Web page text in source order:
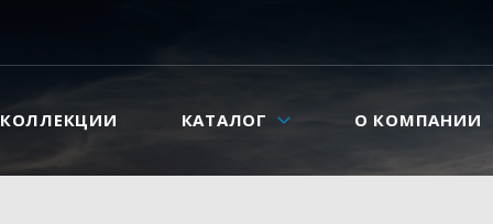
КОЛЛЕКЦИИ КАТАЛОГ О КОМПАНИИ